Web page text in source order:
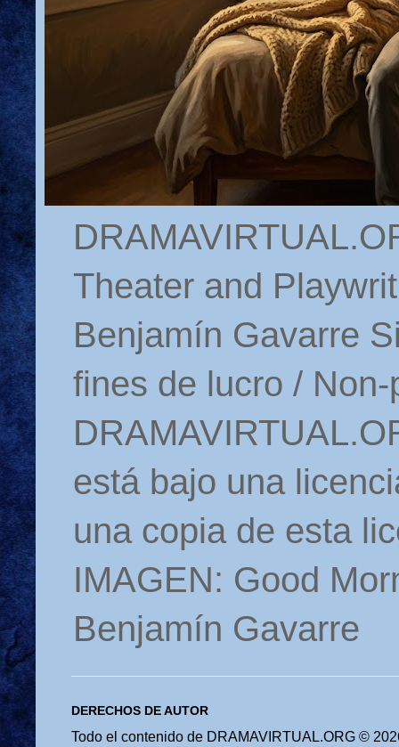
Theater and
Benjamín Gavarre
fines de lucro /
está bajo una
una copia de esta
IMAGEN: Good
Benjamín Gavarre
DERECHOS DE AUTOR
Todo el contenido de DRAMAVIRTUAL.ORG ©